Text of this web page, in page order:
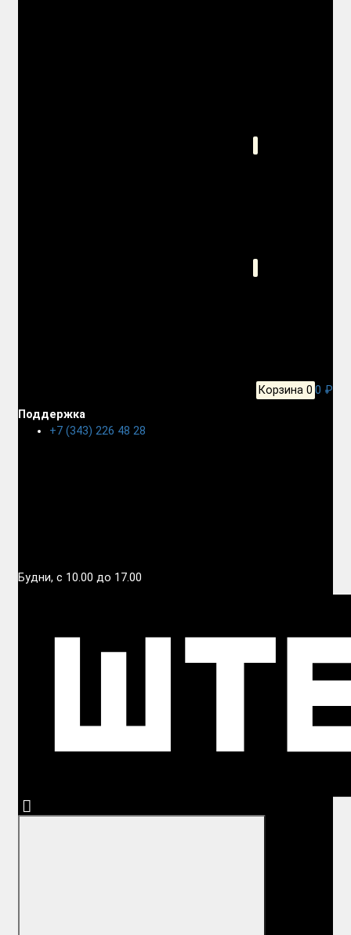
Корзина 0 0 ₽
Поддержка
+7 (343) 226 48 28
Будни, с 10.00 до 17.00